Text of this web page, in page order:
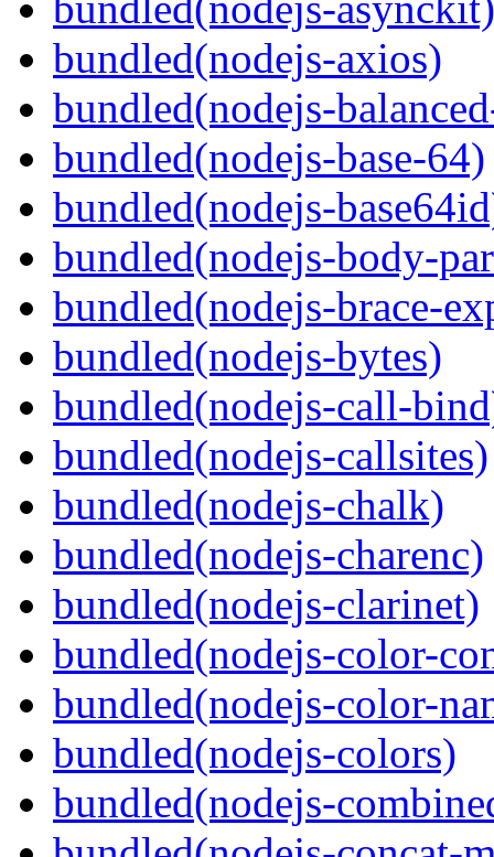
bundled(nodejs-axios)
bundled(nodejs-
bundled(nodejs-base-64)
bundled(nodejs-
bundled(nodejs-body-
bundled(nodejs-brace-
bundled(nodejs-bytes)
bundled(nodejs-call-
bundled(nodejs-callsites)
bundled(nodejs-chalk)
bundled(nodejs-charenc)
bundled(nodejs-clarinet)
bundled(nodejs-color-
bundled(nodejs-color-
bundled(nodejs-colors)
bundled(nodejs-